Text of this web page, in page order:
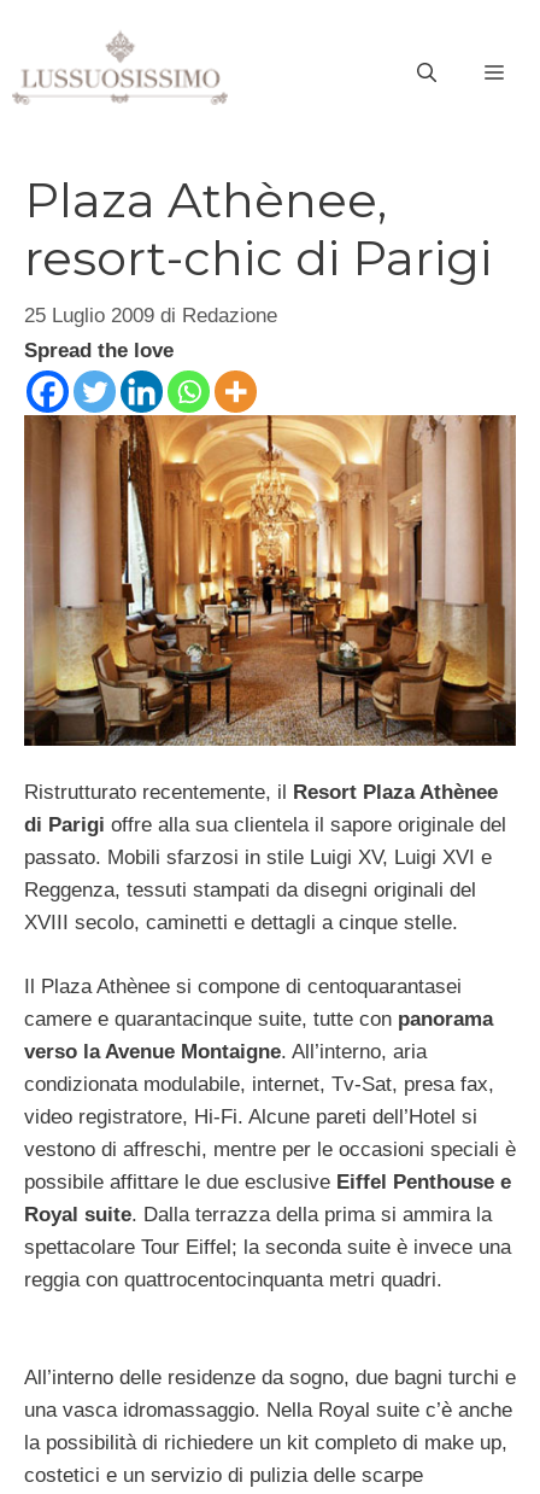
contenuto
Plaza Athènee,
resort-chic di Parigi
25 Luglio 2009 di Redazione
Spread the love
Ristrutturato recentemente, il Resort Plaza Athènee
di Parigi offre alla sua clientela il sapore originale del
passato. Mobili sfarzosi in stile Luigi XV, Luigi XVI e
Reggenza, tessuti stampati da disegni originali del
XVIII secolo, caminetti e dettagli a cinque stelle.
Il Plaza Athènee si compone di centoquarantasei
camere e quarantacinque suite, tutte con panorama
verso la Avenue Montaigne. All’interno, aria
condizionata modulabile, internet, Tv-Sat, presa fax,
video registratore, Hi-Fi. Alcune pareti dell’Hotel si
vestono di affreschi, mentre per le occasioni speciali è
possibile affittare le due esclusive Eiffel Penthouse e
Royal suite. Dalla terrazza della prima si ammira la
spettacolare Tour Eiffel; la seconda suite è invece una
reggia con quattrocentocinquanta metri quadri.
All’interno delle residenze da sogno, due bagni turchi e
una vasca idromassaggio. Nella Royal suite c’è anche
la possibilità di richiedere un kit completo di make up,
costetici e un servizio di pulizia delle scarpe